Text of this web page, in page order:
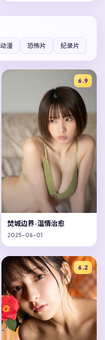
动漫 恐怖片 纪录片
6.9
焚城边界·温情治愈
2025-06-01
6.2